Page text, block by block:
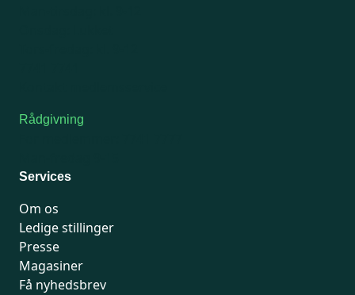
Rådgivning
Services
Om os
Ledige stillinger
Presse
Magasiner
Få nyhedsbrev